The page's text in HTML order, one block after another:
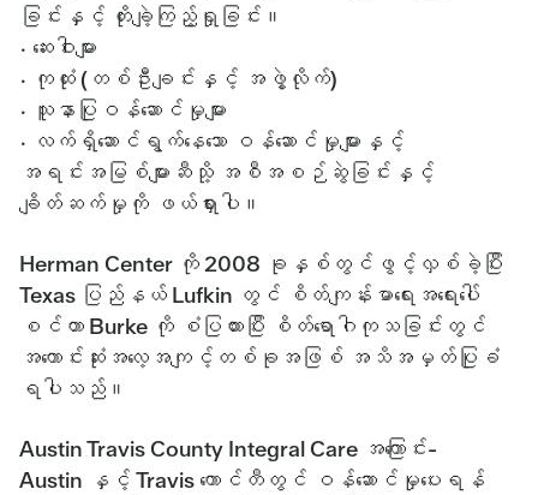
ခြင်းနှင့် တိုးချဲ့ကြည့်ရှုခြင်း။
· ဆေးဝါးများ
· ကုထုံး (တစ်ဦးချင်းနှင့် အဖွဲ့လိုက်)
· သူနာပြုဝန်ဆောင်မှုများ
· လက်ရှိဆောင်ရွက်နေသော ဝန်ဆောင်မှုများနှင့်
အရင်းအမြစ်များဆီသို့ အစီအစဉ်ဆွဲခြင်းနှင့်
ချိတ်ဆက်မှုကို ဖယ်ရှားပါ။
Herman Center ကို 2008 ခုနှစ်တွင်ဖွင့်လှစ်ခဲ့ပြီး
Texas ပြည်နယ် Lufkin တွင် စိတ်ကျန်းမာရေးအရေးပေါ်
စင်တာ Burke ကို စံပြထားပြီး စိတ်ရောဂါကုသခြင်းတွင်
အကောင်းဆုံးအလေ့အကျင့်တစ်ခုအဖြစ် အသိအမှတ်ပြုခံ
ရပါသည်။
Austin Travis County Integral Care အကြောင်း-
Austin နှင့် Travis ကောင်တီတွင် ဝန်ဆောင်မှုပေးရန်